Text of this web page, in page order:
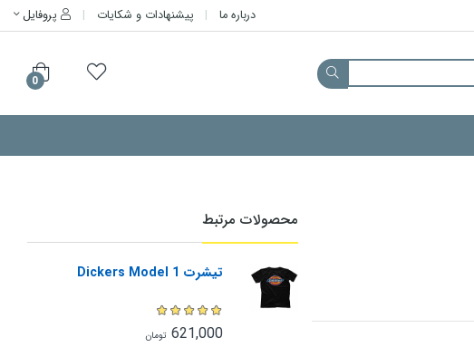
پروفایل درباره ما پیشنهادات و شکایات
0
محصولات مرتبط
تیشرت Dickers Model 1
621,000 تومان